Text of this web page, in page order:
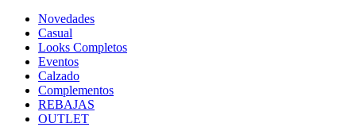
Novedades
Casual
Looks Completos
Eventos
Calzado
Complementos
REBAJAS
OUTLET